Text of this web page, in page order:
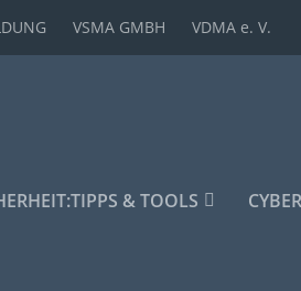
VSMA GMBH VDMA e. V.
TIPPS & TOOLS